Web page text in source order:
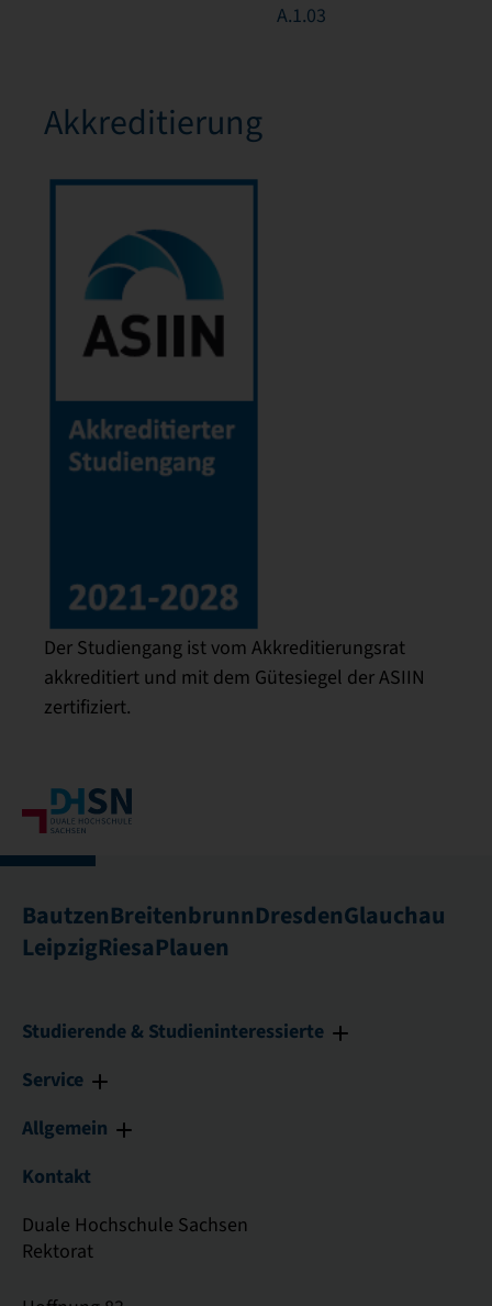
A.1.03
Akkreditierung
Der Studiengang ist vom Akkreditierungsrat
akkreditiert und mit dem Gütesiegel der ASIIN
zertifiziert.
BautzenBreitenbrunnDresdenGlauchau
LeipzigRiesaPlauen
Studierende & Studieninteressierte
Service
Allgemein
Kontakt
Duale Hochschule Sachsen
Rektorat